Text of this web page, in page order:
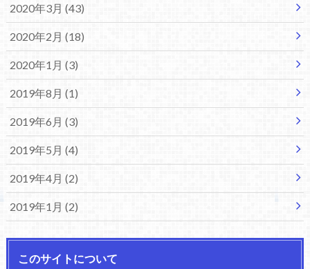
2020年3月 (43)
2020年2月 (18)
2020年1月 (3)
2019年8月 (1)
2019年6月 (3)
2019年5月 (4)
2019年4月 (2)
2019年1月 (2)
このサイトについて